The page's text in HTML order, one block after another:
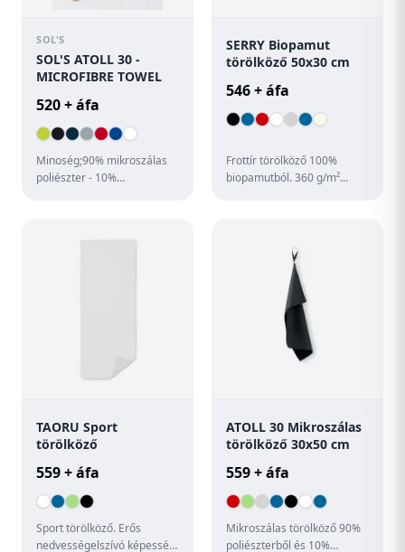
SOL'S
SOL'S ATOLL 30 -
MICROFIBRE TOWEL
520 + áfa
Minoség;90% mikroszálas
poliészter - 10%
SERRY Biopamut
törölköző 50x30 cm
546 + áfa
Frottír törölköző 100%
biopamutból. 360 g/m²
TAORU Sport
törölköző
559 + áfa
Sport törölköző. Erős
nedvességelszívó képesség.
ATOLL 30 Mikroszálas
törölköző 30x50 cm
559 + áfa
Mikroszálas törölköző 90%
poliészterből és 10%